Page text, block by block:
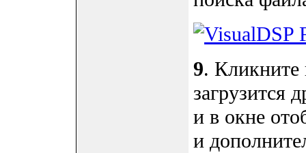
9.
загрузится
и в окне
и